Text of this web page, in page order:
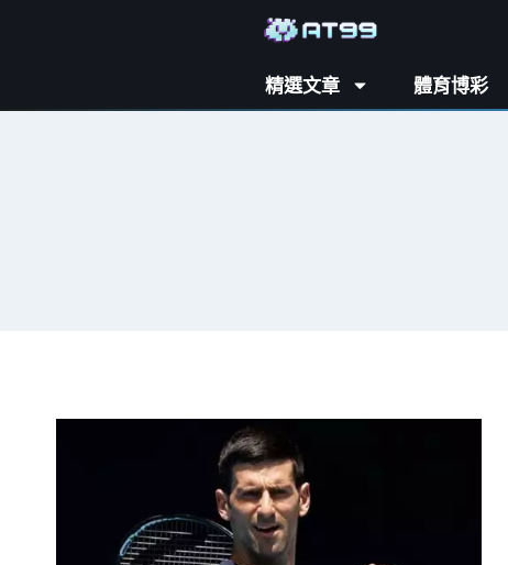
精選文章 體育博彩